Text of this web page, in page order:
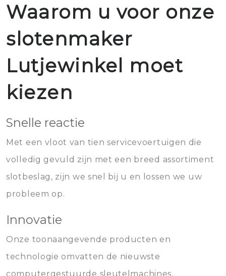
Waarom u voor onze
slotenmaker
Lutjewinkel moet
kiezen
Snelle reactie
Met een vloot van tien servicevoertuigen die
volledig gevuld zijn met een breed assortiment
slotbeslag, zijn we snel bij u en lossen we uw
probleem op.
Innovatie
Onze toonaangevende producten en
technologie omvatten de nieuwste
computergestuurde sleutelmachines,